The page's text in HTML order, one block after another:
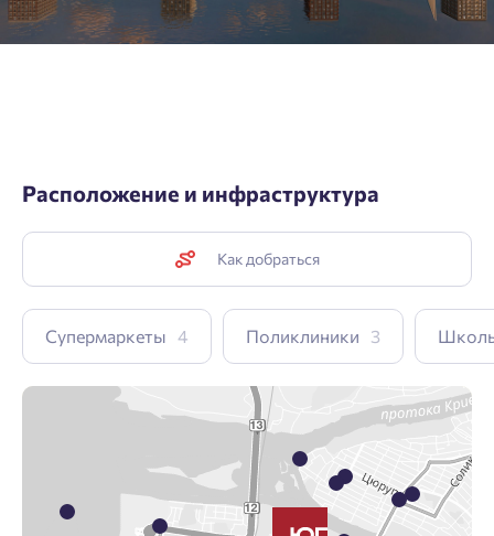
Расположение и инфраструктура
Как добраться
Супермаркеты 4 Поликлиники 3